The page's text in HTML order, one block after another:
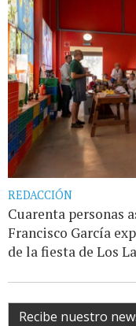
REDACCIÓN
Cuarenta personas
Francisco García
de la fiesta de Los
Recibe nuestro